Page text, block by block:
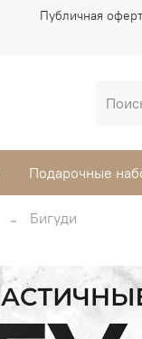
Публичная
Подарочные
Бигуди